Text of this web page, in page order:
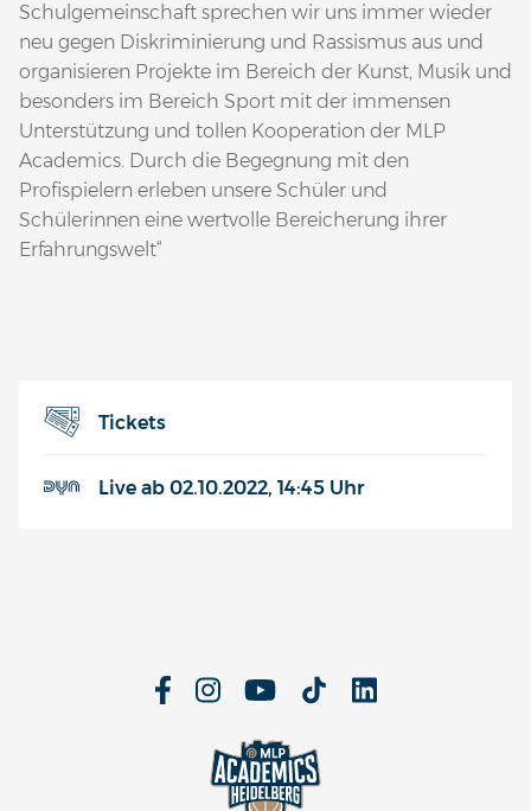
Schulgemeinschaft sprechen wir uns immer wieder
neu gegen Diskriminierung und Rassismus aus und
organisieren Projekte im Bereich der Kunst, Musik und
besonders im Bereich Sport mit der immensen
Unterstützung und tollen Kooperation der MLP
Academics. Durch die Begegnung mit den
Profispielern erleben unsere Schüler und
Schülerinnen eine wertvolle Bereicherung ihrer
Erfahrungswelt“
Tickets
Live ab 02.10.2022, 14:45 Uhr